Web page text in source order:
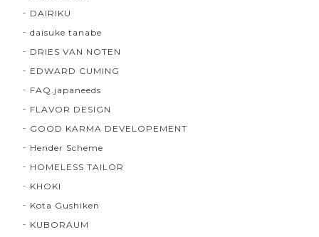
DAIRIKU
daisuke tanabe
DRIES VAN NOTEN
EDWARD CUMING
FAQ.japaneeds
FLAVOR DESIGN
GOOD KARMA DEVELOPEMENT
Hender Scheme
HOMELESS TAILOR
KHOKI
Kota Gushiken
KUBORAUM